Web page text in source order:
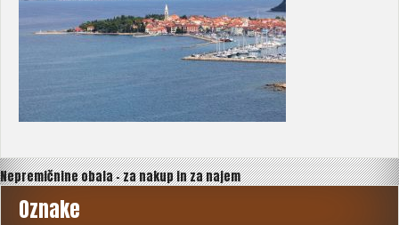
Navigacija
prispevka
Nepremičnine obala – za nakup in za najem
Oznake